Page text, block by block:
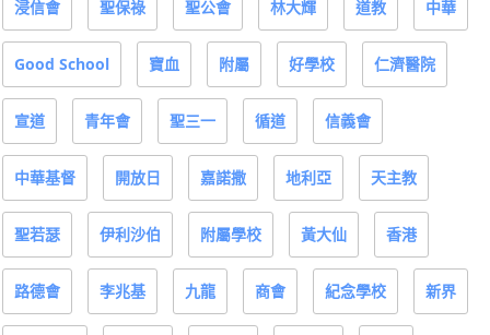
浸信會 聖保祿 聖公會 林大輝 道教 中華
Good School 寶血 附屬 好學校 仁濟醫院
宣道 青年會 聖三一 循道 信義會
中華基督 開放日 嘉諾撒 地利亞 天主教
聖若瑟 伊利沙伯 附屬學校 黃大仙 香港
路德會 李兆基 九龍 商會 紀念學校 新界